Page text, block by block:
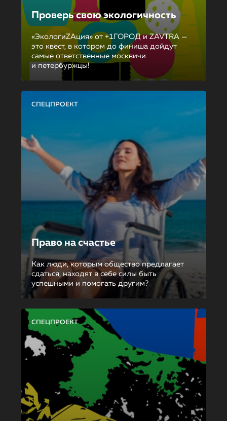
Проверь свою экологичность
«ЭкологиZAция» от +1ГОРОД и ZAVTRA —
это квест, в котором до финиша дойдут
самые ответственные москвичи
и петербуржцы!
СПЕЦПРОЕКТ
Право на счастье
Как люди, которым общество предлагает
сдаться, находят в себе силы быть
успешными и помогать другим?
СПЕЦПРОЕКТ